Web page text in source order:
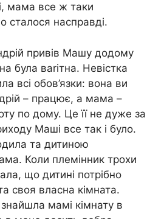
мама все ж таки
сталося насправді.
привів Машу додому
була ваrітна. Невістка
всі обов’язки: вона ви
– працює, а мама –
по дому. Це її не дуже за
Маші все так і було.
та дитиною
Коли племінник трохи
що дитині потрібно
своя власна кімната.
мамі кімнату в